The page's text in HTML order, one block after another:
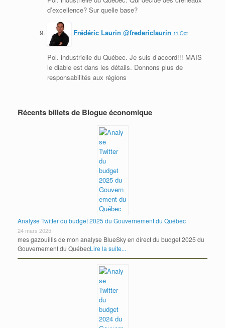
d’excellence? Sur quelle base?
Frédéric Laurin ‏@fredericlaurin 11 Oct
Pol. industrielle du Québec. Je suis d’accord!!! MAIS
le diable est dans les détails. Donnons plus de
responsabilités aux régions
Récents billets de Blogue économique
Analyse Twitter du budget 2025 du Gouvernement du Québec
24 mars 2025
mes gazouillis de mon analyse BlueSky en direct du budget 2025 du
Gouvernement du QuébecLire la suite...